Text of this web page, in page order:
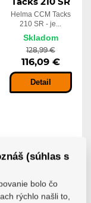
Tacks 210 SR
Helma CCM Tacks
210 SR - je...
Skladom
128,99 €
116,09 €
Detail
(súhlas s
bolo čo
rýchlo našli to,